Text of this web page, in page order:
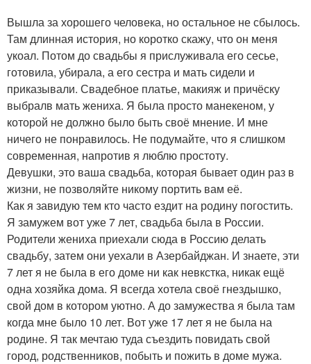
Вышла за хорошего человека, но остальное не сбылось.
Там длинная история, но коротко скажу, что он меня
укоал. Потом до свадьбы я прислуживала его сесье,
готовила, убирала, а его сестра и мать сидели и
приказывали. Свадебное платье, макияж и причёску
выбралв мать жениха. Я была просто манекеном, у
которой не должно было быть своё мнение. И мне
ничего не понравилось. Не подумайте, что я слишком
современная, напротив я люблю простоту.
Девушки, это ваша свадьба, которая бывает один раз в
жизни, не позволяйте никому портить вам её.
Как я завидую тем кто часто ездит на родину погостить.
Я замужем вот уже 7 лет, свадьба была в России.
Родители жениха приехали сюда в Россию делать
свадьбу, затем они уехали в Азербайджан. И знаете, эти
7 лет я не была в его доме ни как невкстка, никак ещё
одна хозяйка дома. Я всегда хотела своё гнездышко,
свой дом в котором уютно. А до замужества я была там
когда мне было 10 лет. Вот уже 17 лет я не была на
родине. Я так мечтаю туда съездить повидать свой
город, родственников, побыть и пожить в доме мужа.